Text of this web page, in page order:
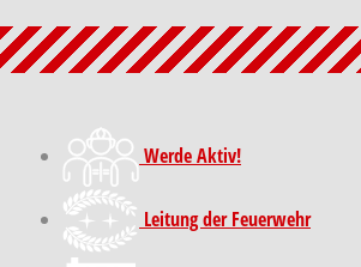
Werde Aktiv!
Leitung der Feuerwehr